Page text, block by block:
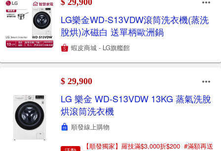
LG樂金WD-S13VDW滾筒洗衣機(蒸洗
脫烘)冰磁白 送單柄歐洲鍋
蝦皮商城 - LG旗艦館
$ 29,900
LG 樂金 WD-S13VDW 13KG 蒸氣洗脫
烘滾筒洗衣機
順發線上購物
【順發獨家】羅技滿$3,000折$200 #滿額再送